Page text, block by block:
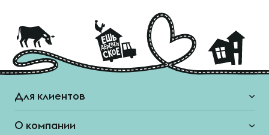
Для клиентов
О компании